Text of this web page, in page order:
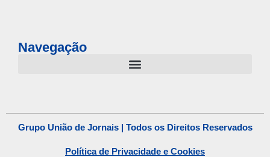
Navegação
Grupo União de Jornais | Todos os Direitos Reservados
Política de Privacidade e Cookies